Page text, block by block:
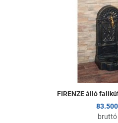
FIRENZE álló
bruttó